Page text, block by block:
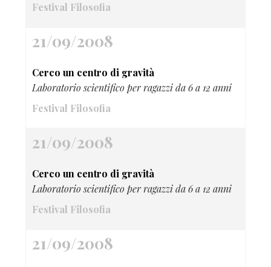
Festival Filosofia
21/09/2008
Cerco un centro di gravità
Laboratorio scientifico per ragazzi da 6 a 12 anni
Festival Filosofia
21/09/2008
Cerco un centro di gravità
Laboratorio scientifico per ragazzi da 6 a 12 anni
Festival Filosofia
21/09/2008